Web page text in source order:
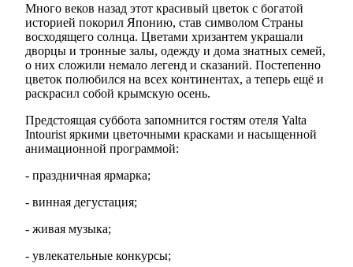
Много веков назад этот красивый цветок с богатой
историей покорил Японию, став символом Страны
восходящего солнца. Цветами хризантем украшали
дворцы и тронные залы, одежду и дома знатных семей,
о них сложили немало легенд и сказаний. Постепенно
цветок полюбился на всех континентах, а теперь ещё и
раскрасил собой крымскую осень.
Предстоящая суббота запомнится гостям отеля Yalta
Intourist яркими цветочными красками и насыщенной
анимационной программой:
- праздничная ярмарка;
- винная дегустация;
- живая музыка;
- увлекательные конкурсы;